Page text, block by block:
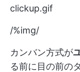
clickup.gif
/%img/
カンバン方式が
る前に目の前の